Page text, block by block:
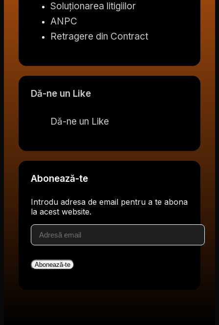
Soluționarea litigiilor
ANPC
Retragere din Contract
Dă-ne un Like
Dă-ne un Like
Abonează-te
Introdu adresa de email pentru a te abona
la acest website.
Adresă
email
Abonează-te